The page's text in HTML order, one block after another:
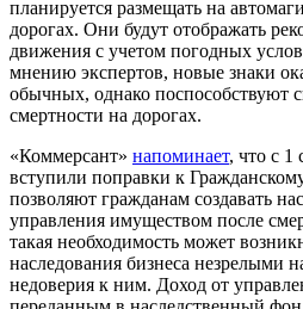
планируется размещать на
дорогах. Они будут отображать
движения с учетом погодных
мнению экспертов, новые знаки
обычных, однако поспособствуют
смертности на дорогах.
«Коммерсант» напоминает, что с 1
вступили поправки к
позволяют гражданам создавать
управления имуществом после
такая необходимость может
наследования бизнеса незрелыми
недоверия к ним. Доход от